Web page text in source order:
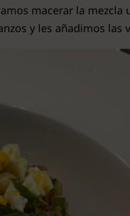
macerar la mezcla
y les añadimos las